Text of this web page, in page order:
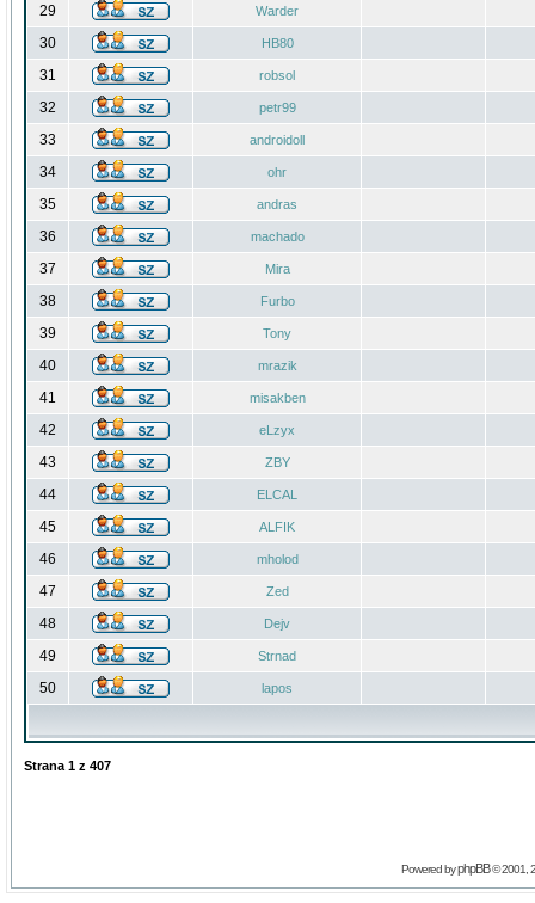
29 Warder
30 HB80
31 robsol
32 petr99
33 androidoll
34 ohr
35 andras
36 machado
37 Mira
38 Furbo
39 Tony
40 mrazik
41 misakben
42 eLzyx
43 ZBY
44 ELCAL
45 ALFIK
46 mholod
47 Zed
48 Dejv
49 Strnad
50 lapos
Strana 1 z 407
Powered byphpBB© 2001,